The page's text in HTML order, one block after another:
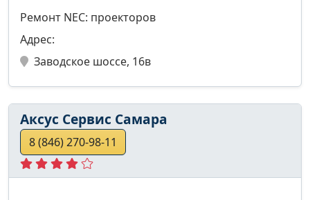
Ремонт NEC: проекторов
Адрес:
Заводское шоссе, 16в
Аксус Сервис Самара
8 (846) 270-98-11